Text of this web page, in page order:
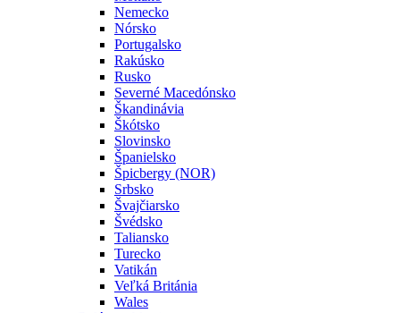
Nemecko
Nórsko
Portugalsko
Rakúsko
Rusko
Severné Macedónsko
Škandinávia
Škótsko
Slovinsko
Španielsko
Špicbergy (NOR)
Srbsko
Švajčiarsko
Švédsko
Taliansko
Turecko
Vatikán
Veľká Británia
Wales